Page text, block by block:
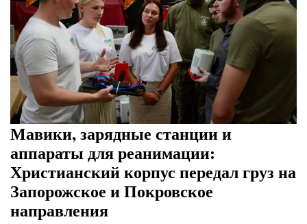
Мавики, зарядные станции и
аппараты для реанимации:
Христианский корпус передал груз на
Запорожское и Покровское
направления